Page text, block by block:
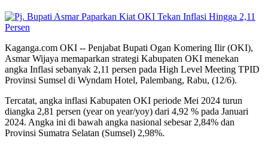
Kaganga.com OKI -- Penjabat Bupati Ogan Komering Ilir (OKI),
Asmar Wijaya memaparkan strategi Kabupaten OKI menekan
angka Inflasi sebanyak 2,11 persen pada High Level Meeting TPID
Provinsi Sumsel di Wyndam Hotel, Palembang, Rabu, (12/6).
Tercatat, angka inflasi Kabupaten OKI periode Mei 2024 turun
diangka 2,81 persen (year on year/yoy) dari 4,92 % pada Januari
2024. Angka ini di bawah angka nasional sebesar 2,84% dan
Provinsi Sumatra Selatan (Sumsel) 2,98%.